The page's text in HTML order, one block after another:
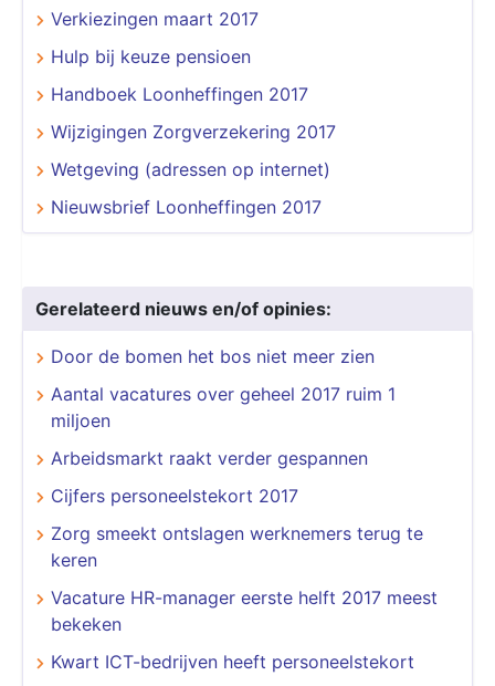
Verkiezingen maart 2017
Hulp bij keuze pensioen
Handboek Loonheffingen 2017
Wijzigingen Zorgverzekering 2017
Wetgeving (adressen op internet)
Nieuwsbrief Loonheffingen 2017
Gerelateerd nieuws en/of opinies:
​​​​​​​Door de bomen het bos niet meer zien
Aantal vacatures over geheel 2017 ruim 1
miljoen
Arbeidsmarkt raakt verder gespannen
Cijfers personeelstekort 2017
Zorg smeekt ontslagen werknemers terug te
keren
Vacature HR-manager eerste helft 2017 meest
bekeken
Kwart ICT-bedrijven heeft personeelstekort